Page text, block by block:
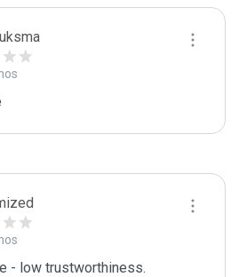
- low trustworthiness.